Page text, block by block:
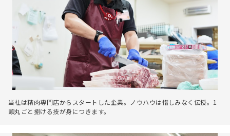
当社は精肉専門店からスタートした企業。ノウハウは惜しみなく伝授。1
頭丸ごと捌ける技が身につきます。